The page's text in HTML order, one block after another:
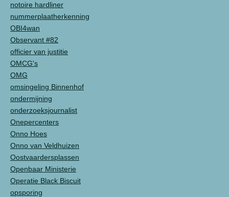
notoire hardliner
nummerplaatherkenning
OBI4wan
Observant #82
officier van justitie
OMCG's
OMG
omsingeling Binnenhof
ondermijning
onderzoeksjournalist
Onepercenters
Onno Hoes
Onno van Veldhuizen
Oostvaardersplassen
Openbaar Ministerie
Operatie Black Biscuit
opsporing